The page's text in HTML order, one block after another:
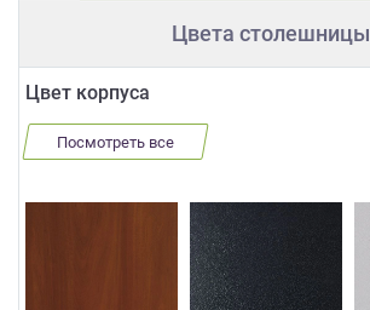
Цвета столешницы
Цвет корпуса
Посмотреть все